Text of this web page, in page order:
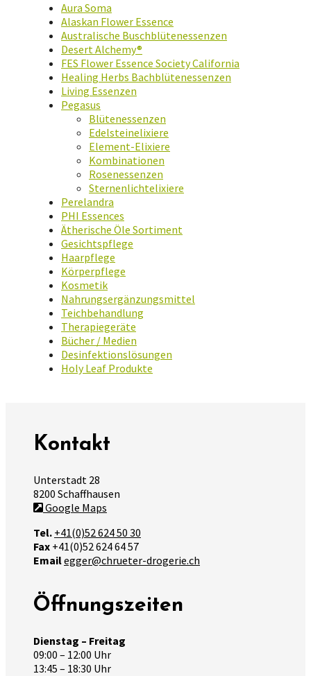
Aura Soma
Alaskan Flower Essence
Australische Buschblütenessenzen
Desert Alchemy®
FES Flower Essence Society California
Healing Herbs Bachblütenessenzen
Living Essenzen
Pegasus
Blütenessenzen
Edelsteinelixiere
Element-Elixiere
Kombinationen
Rosenessenzen
Sternenlichtelixiere
Perelandra
PHI Essences
Ätherische Öle Sortiment
Gesichtspflege
Haarpflege
Körperpflege
Kosmetik
Nahrungsergänzungsmittel
Teichbehandlung
Therapiegeräte
Bücher / Medien
Desinfektionslösungen
Holy Leaf Produkte
Kontakt
Unterstadt 28
8200 Schaffhausen
Google Maps
Tel. +41(0)52 624 50 30
Fax +41(0)52 624 64 57
Emailegger@chrueter-drogerie.ch
Öffnungszeiten
Dienstag – Freitag
09:00 – 12:00 Uhr
13:45 – 18:30 Uhr